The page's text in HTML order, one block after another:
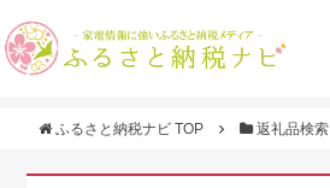
ふるさと納税ナビ TOP 返礼品検索